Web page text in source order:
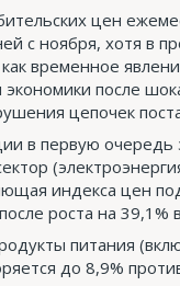
цен
с ноября, хотя в
временное
экономики после
цепочек
в первую очередь
индекса цен
роста на 39,1%
питания
до 8,9%